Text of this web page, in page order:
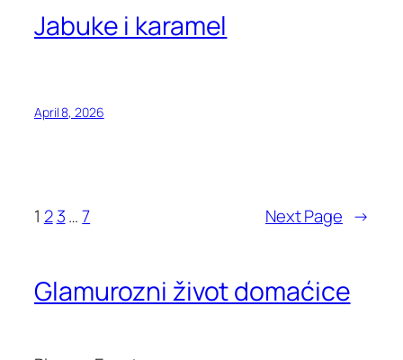
Jabuke i karamel
April 8, 2026
1 2 3… 7 Next Page →
Glamurozni život domaćice